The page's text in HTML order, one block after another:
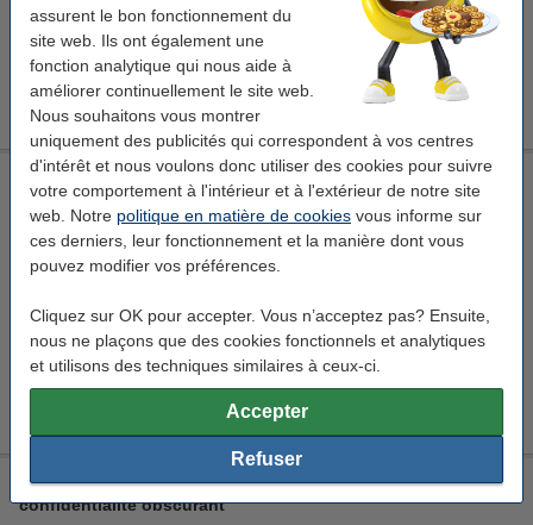
assurent le bon fonctionnement du
site web. Ils ont également une
fonction analytique qui nous aide à
améliorer continuellement le site web.
Nous souhaitons vous montrer
uniquement des publicités qui correspondent à vos centres
d'intérêt et nous voulons donc utiliser des cookies pour suivre
votre comportement à l'intérieur et à l'extérieur de notre site
web. Notre politique en matière de cookies vous informe sur
ces derniers, leur fonctionnement et la manière dont vous
pouvez modifier vos préférences.
Cliquez sur OK pour accepter. Vous n’acceptez pas? Ensuite,
nous ne plaçons que des cookies fonctionnels et analytiques
et utilisons des techniques similaires à ceux-ci.
Accepter
Refuser
En stock
Livré demain
95,50 € Commander
Fellowes 23,8 pouces 16:9 PrivaScreen avec filtre de
confidentialité obscurant
Fellowes PrivaScreen
527,1 x 296,9 mm (Lxl)
En stock
Livré demain
Fellowes 26 pouces 16:10 PrivaScreen avec filtre de
confidentialité obscurant